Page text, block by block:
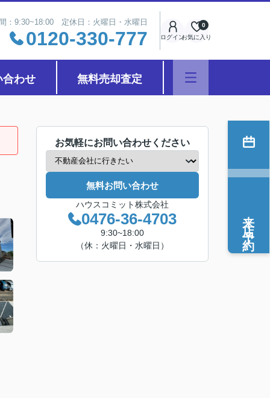
：9:30~18:00 定休日：火曜日・水曜日
0120-330-777 ログインお気に入り
0
合わせ 無料売却査定
お気軽にお問い合わせください
無料お問い合わせ
ハウスコミット株式会社
0476-36-4703
9:30~18:00
（休：火曜日・水曜日）
来店予約